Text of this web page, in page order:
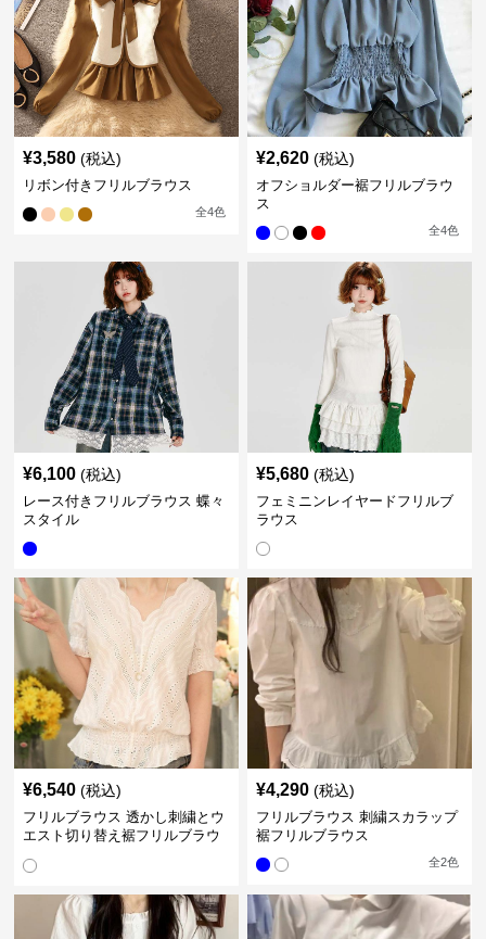
¥3,580 (税込)
リボン付きフリルブラウス
全4色
¥2,620 (税込)
オフショルダー裾フリルブラウ
ス
全4色
¥6,100 (税込)
レース付きフリルブラウス 蝶々
スタイル
¥5,680 (税込)
フェミニンレイヤードフリルブ
ラウス
¥6,540 (税込)
フリルブラウス 透かし刺繍とウ
エスト切り替え裾フリルブラウ
¥4,290 (税込)
フリルブラウス 刺繍スカラップ
裾フリルブラウス
全2色